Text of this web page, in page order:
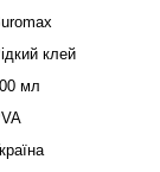
клей
мл